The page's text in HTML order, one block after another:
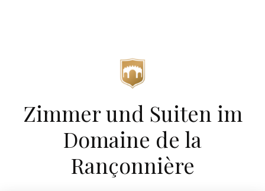
Zimmer und Suiten im
Domaine de la
Rançonnière